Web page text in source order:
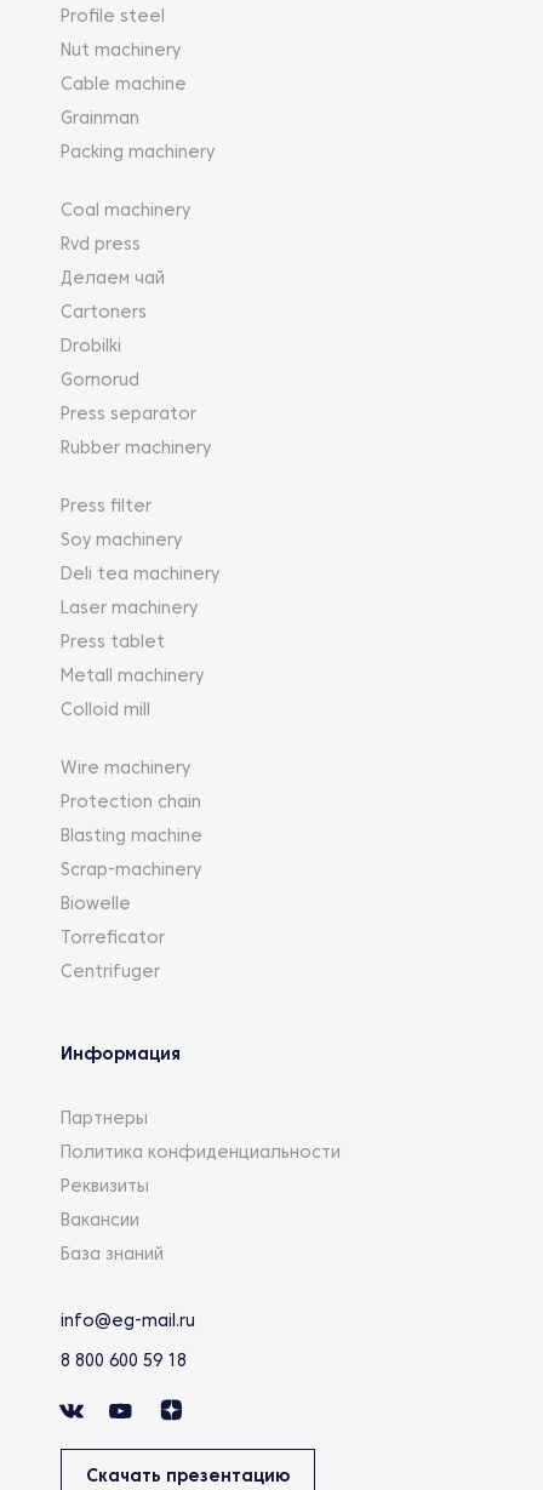
Profile steel
Nut machinery
Cable machine
Grainman
Packing machinery
Coal machinery
Rvd press
Делаем чай
Cartoners
Drobilki
Gornorud
Press separator
Rubber machinery
Press filter
Soy machinery
Deli tea machinery
Laser machinery
Press tablet
Metall machinery
Colloid mill
Wire machinery
Protection chain
Blasting machine
Scrap-machinery
Biowelle
Torreficator
Centrifuger
Информация
Партнеры
Политика конфиденциальности
Реквизиты
Вакансии
База знаний
info@eg-mail.ru
8 800 600 59 18
Скачать презентацию